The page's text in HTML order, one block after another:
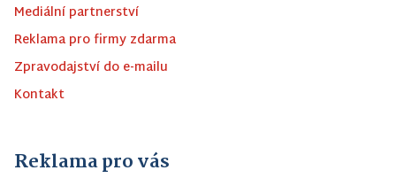
Mediální partnerství
Reklama pro firmy zdarma
Zpravodajství do e-mailu
Kontakt
Reklama pro vás